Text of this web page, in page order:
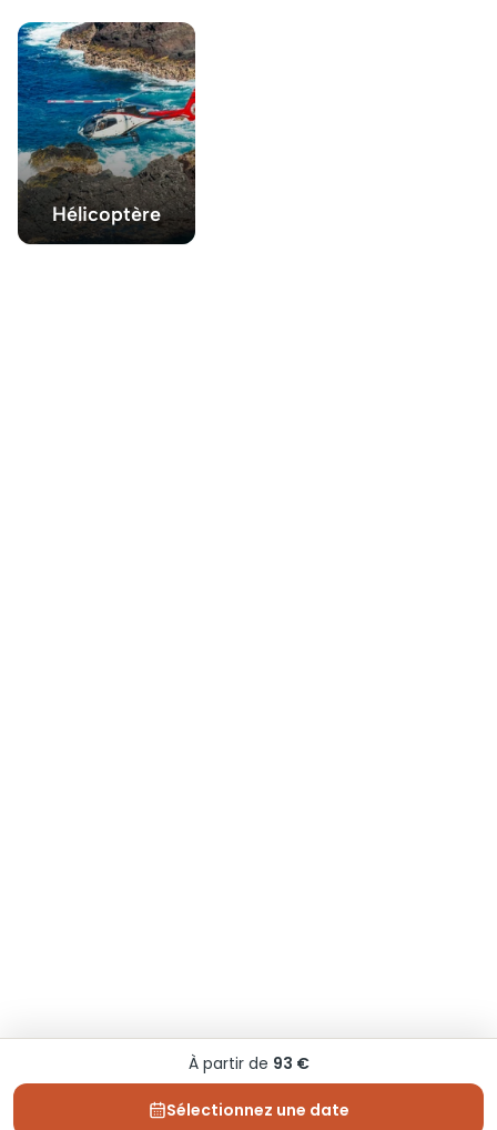
À partir de 93 €
Sélectionnez une date
Hélicoptère